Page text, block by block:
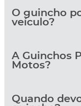
O guincho
veículo?
A Guinchos
Motos?
Quando